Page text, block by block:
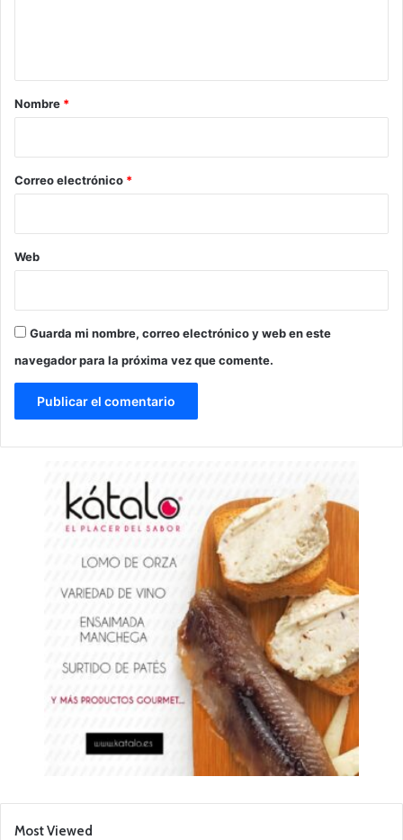
r
*
Nombre *
Correo electrónico *
Web
Guarda mi nombre, correo electrónico y web en este
navegador para la próxima vez que comente.
Most Viewed